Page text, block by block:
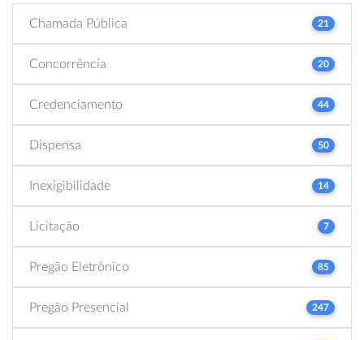
Chamada Pública 21
Concorrência 20
Credenciamento 44
Dispensa 50
Inexigibilidade 14
Licitação 7
Pregão Eletrônico 85
Pregão Presencial 247